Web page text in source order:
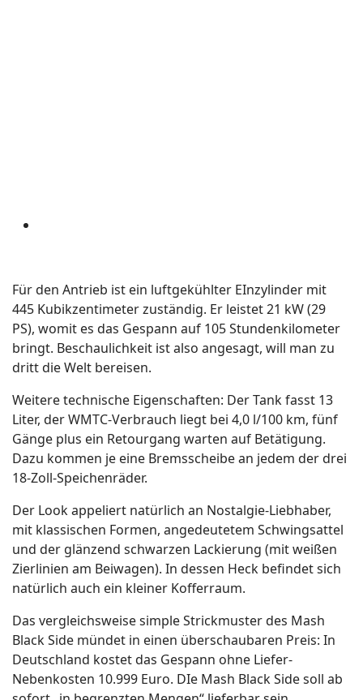
Für den Antrieb ist ein luftgekühlter EInzylinder mit
445 Kubikzentimeter zuständig. Er leistet 21 kW (29
PS), womit es das Gespann auf 105 Stundenkilometer
bringt. Beschaulichkeit ist also angesagt, will man zu
dritt die Welt bereisen.
Weitere technische Eigenschaften: Der Tank fasst 13
Liter, der WMTC-Verbrauch liegt bei 4,0 l/100 km, fünf
Gänge plus ein Retourgang warten auf Betätigung.
Dazu kommen je eine Bremsscheibe an jedem der drei
18-Zoll-Speichenräder.
Der Look appeliert natürlich an Nostalgie-Liebhaber,
mit klassischen Formen, angedeutetem Schwingsattel
und der glänzend schwarzen Lackierung (mit weißen
Zierlinien am Beiwagen). In dessen Heck befindet sich
natürlich auch ein kleiner Kofferraum.
Das vergleichsweise simple Strickmuster des Mash
Black Side mündet in einen überschaubaren Preis: In
Deutschland kostet das Gespann ohne Liefer-
Nebenkosten 10.999 Euro. DIe Mash Black Side soll ab